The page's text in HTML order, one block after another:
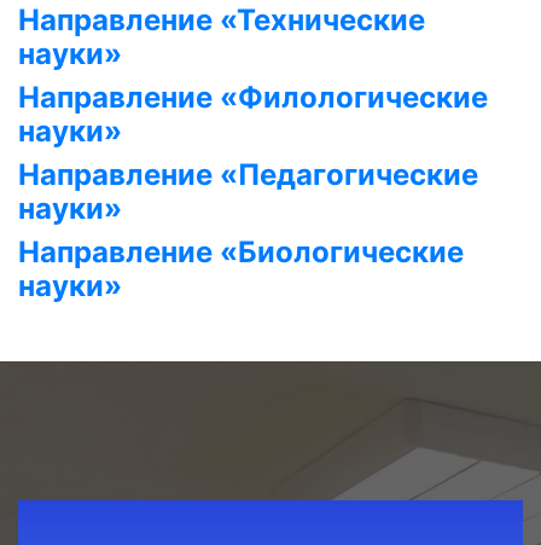
Направление «Технические
науки»
Направление «Филологические
науки»
Направление «Педагогические
науки»
Направление «Биологические
науки»